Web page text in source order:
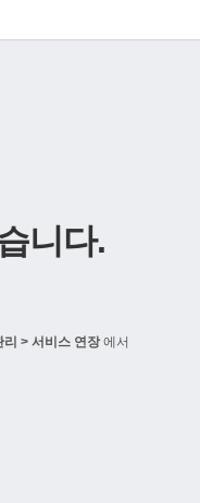
니다.
리 > 서비스 연장에서